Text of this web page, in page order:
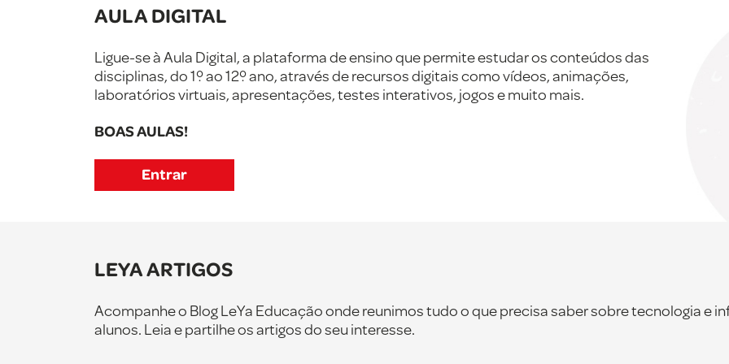
AULA DIGITAL
Ligue-se à Aula Digital, a plataforma de ensino que permite estudar os conteúdos das
disciplinas, do 1º ao 12º ano, através de recursos digitais como vídeos, animações,
laboratórios virtuais, apresentações, testes interativos, jogos e muito mais.
BOAS AULAS!
Entrar
LEYA ARTIGOS
Acompanhe o Blog LeYa Educação onde reunimos tudo o que precisa saber sobre tecnologia e
alunos. Leia e partilhe os artigos do seu interesse.